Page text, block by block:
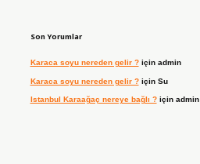
Son Yorumlar
Karaca soyu nereden gelir ?için admin
Karaca soyu nereden gelir ?için Su
Istanbul Karaağaç nereye bağlı ?için admin